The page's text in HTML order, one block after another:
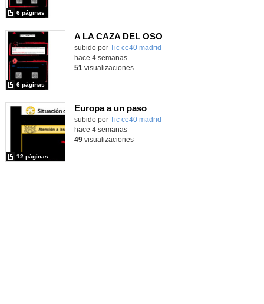
6 páginas
A LA CAZA DEL OSO
subido por Tic ce40 madrid
6 páginas
hace 4 semanas
51 visualizaciones
Europa a un paso
subido por Tic ce40 madrid
12 páginas
hace 4 semanas
49visualizaciones